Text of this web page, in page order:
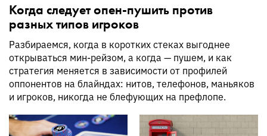
Когда следует опен-пушить против
разных типов игроков
Разбираемся, когда в коротких стеках выгоднее
открываться мин-рейзом, а когда — пушем, и как
стратегия меняется в зависимости от профилей
оппонентов на блайндах: нитов, телефонов, маньяков
и игроков, никогда не блефующих на префлопе.